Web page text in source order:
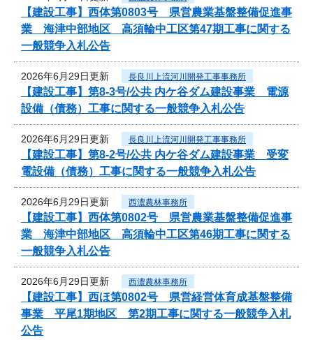
【建設工事】西体第0803号 県営農業基盤整備促進事
業 海津中部地区 高須輪中工区第47期工事に関する
一般競争入札公告
2026年6月29日更新 長良川上流河川開発工事事務所
【建設工事】第8-3号/公共 内ケ谷ダム建設事業 電源
設備（債務）工事に関する一般競争入札公告
2026年6月29日更新 長良川上流河川開発工事事務所
【建設工事】第8-2号/公共 内ケ谷ダム建設事業 受変
電設備（債務）工事に関する一般競争入札公告
2026年6月29日更新 西濃農林事務所
【建設工事】西体第0802号 県営農業基盤整備促進事
業 海津中部地区 高須輪中工区第46期工事に関する
一般競争入札公告
2026年6月29日更新 西濃農林事務所
【建設工事】西ほ第0802号 県営経営体育成基盤整備
事業 平尾1期地区 第2期工事に関する一般競争入札
公告